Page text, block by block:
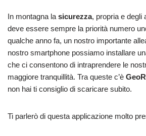
In montagna la sicurezza, propria e degli
deve essere sempre la priorità numero
qualche anno fa, un nostro importante
nostro smartphone possiamo installare
che ci consentono di intraprendere le
maggiore tranquillità. Tra queste c’è
non hai ti consiglio di scaricare subito.
Ti parlerò di questa applicazione molto